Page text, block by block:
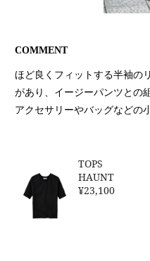
COMMENT
ほど良くフィットする半袖の
があり、イージーパンツとの
アクセサリーやバッグなど
TOPS
HAUNT
¥23,100